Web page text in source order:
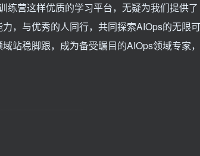
练营这样优质的学习平台，无疑为我们提供了
，与优秀的人同行，共同探索AIOps的无限可
站稳脚跟，成为备受瞩目的AIOps领域专家，